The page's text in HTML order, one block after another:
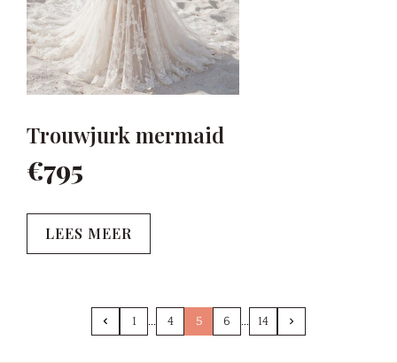
Trouwjurk mermaid
€795
LEES MEER
1 4 5 6 14